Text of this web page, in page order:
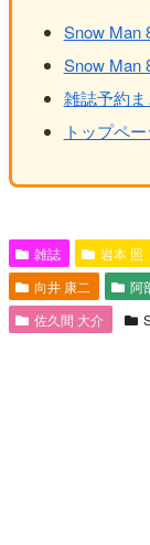
Snow Man
Snow Man
雑誌予約
トップペ
雑誌 岩本 照
向井 康二
阿
佐久間 大介